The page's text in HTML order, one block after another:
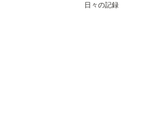
日々の記録